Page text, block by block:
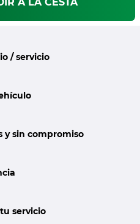
A LA CESTA
/ servicio
y sin compromiso
servicio